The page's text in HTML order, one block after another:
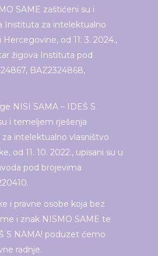
SAME zaštićeni su i
Instituta za intelektualno
od 11. 3. 2024.,
žigova Instituta pod
BAZ2324868,
NISI SAMA – IDEŠ S
i temeljem rješenja
intelektualno vlasništvo
od 11. 10. 2022., upisani su u
pod brojevima
i pravne osobe koja bez
i znak NISMO SAME te
S NAMA! poduzet ćemo
radnje.